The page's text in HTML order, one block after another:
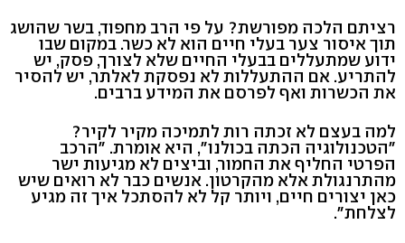
רציתם הלכה מפורשת? על פי הרב מחפוד, בשר שהושג
תוך איסור צער בעלי חיים הוא לא כשר. במקום שבו
ידוע שמתעללים בבעלי החיים שלא לצורך, פסק, יש
להתריע. אם ההתעללות לא נפסקת לאלתר, יש להסיר
את הכשרות ואף לפרסם את המידע ברבים.
למה בעצם לא זכתה רות לתמיכה מקיר לקיר?
"הטכנולוגיה הכתה בכולנו", היא אומרת. "הרכב
הפרטי החליף את החמור, וביצים לא מגיעות ישר
מהתרנגולת אלא מהקרטון. אנשים כבר לא רואים שיש
כאן יצורים חיים, ויותר קל לא להסתכל איך זה מגיע
לצלחת".